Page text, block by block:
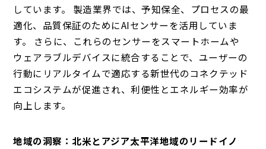
しています。 製造業界では、予知保全、プロセスの最
適化、品質保証のためにAIセンサーを活用していま
す。 さらに、これらのセンサーをスマートホームや
ウェアラブルデバイスに統合することで、ユーザーの
行動にリアルタイムで適応する新世代のコネクテッド
エコシステムが促進され、利便性とエネルギー効率が
向上します。
地域の洞察：北米とアジア太平洋地域のリードイノ